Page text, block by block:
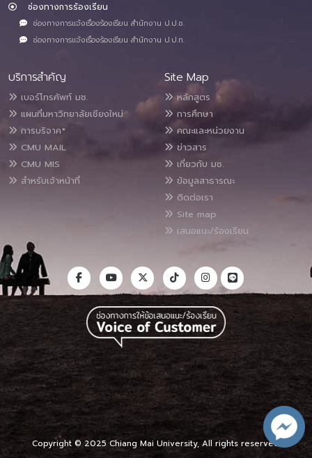
ช่องทางการร้องเรียน
ช่องทางการแจ้งเรื่องร้องเรียน สำนักงาน ป.ป.ช.
ช่องทางการแจ้งเรื่องร้องเรียน สำนักงาน ป.ป.ท.
บริการสำคัญ
เบอร์โทรศัพท์ มช.
แผนที่มหาวิทยาลัยเชียงใหม่
การบริจาค*
CMU MAIL
CMU MIS
สำหรับเจ้าหน้าที่
Site Map
หลักสูตร
การศึกษา
คณะและหน่วยงาน
ข่าวสาร
เกี่ยวกับ มช.
ข้อมูลสาธารณะ
ติดต่อเรา
Site map
เสนอแนะ/ร้องเรียน
Copyright © 2025 Chiang Mai University, All rights reserved.